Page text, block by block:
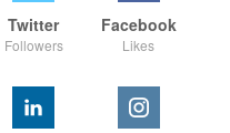
Facebook
Likes
Twitter
Followers